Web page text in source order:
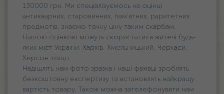
130000 грн. Ми спеціалізуємось на оцінці
антикварних, старовинних, пам'ятних, раритетних
предметів, знаємо точну ціну таким скарбам.
Нашою оцінкою можуть скористатися жителі будь-
яких міст України: Харків, Хмельницький, Черкаси,
Херсон тощо.
Надішліть нам фото зразка і наші фахівці зроблять
безкоштовну експертизу та встановлять найкращу
вартість товару. Також можна зателефонувати нам